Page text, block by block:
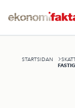
STARTSIDAN